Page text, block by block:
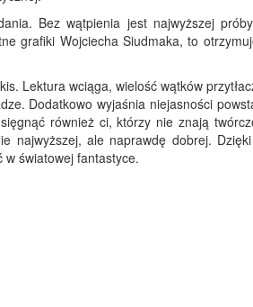
Bez wątpienia jest najwyższej
grafiki Wojciecha Siudmaka, to
Lektura wciąga, wielość wątków
Dodatkowo wyjaśnia niejasności
również ci, którzy nie znają
najwyższej, ale naprawdę dobrej.
w światowej fantastyce.